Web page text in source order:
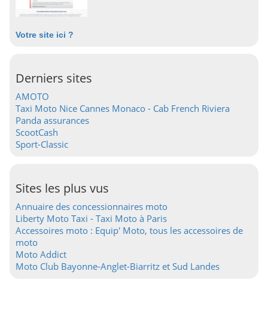
Votre site ici ?
Derniers sites
AMOTO
Taxi Moto Nice Cannes Monaco - Cab French Riviera
Panda assurances
ScootCash
Sport-Classic
Sites les plus vus
Annuaire des concessionnaires moto
Liberty Moto Taxi - Taxi Moto à Paris
Accessoires moto : Equip' Moto, tous les accessoires de
moto
Moto Addict
Moto Club Bayonne-Anglet-Biarritz et Sud Landes